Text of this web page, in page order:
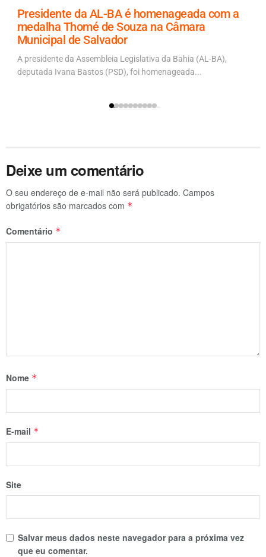
Presidente da AL-BA é homenageada com a
medalha Thomé de Souza na Câmara
Municipal de Salvador
A presidente da Assembleia Legislativa da Bahia (AL-BA),
deputada Ivana Bastos (PSD), foi homenageada...
Deixe um comentário
O seu endereço de e-mail não será publicado. Campos
obrigatórios são marcados com *
Comentário *
Nome *
E-mail *
Site
Salvar meus dados neste navegador para a próxima vez
que eu comentar.